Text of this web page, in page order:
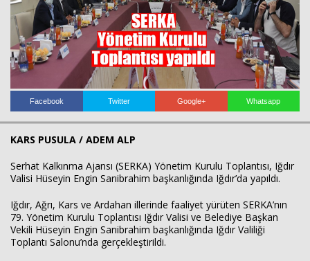
Facebook Twitter Google+ Whatsapp
KARS PUSULA / ADEM ALP
Serhat Kalkınma Ajansı (SERKA) Yönetim Kurulu Toplantısı, Iğdır
Valisi Hüseyin Engin Sarıibrahim başkanlığında Iğdır’da yapıldı.
Iğdır, Ağrı, Kars ve Ardahan illerinde faaliyet yürüten SERKA’nın
79. Yönetim Kurulu Toplantısı Iğdır Valisi ve Belediye Başkan
Vekili Hüseyin Engin Sarıibrahim başkanlığında Iğdır Valiliği
Toplantı Salonu’nda gerçekleştirildi.
VİDEO GALERİ
KÜNYE